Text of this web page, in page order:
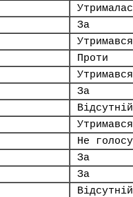
За
Утримався
Проти
Утримався
За
Відсутній
Утримався
Не
За
За
Відсутній